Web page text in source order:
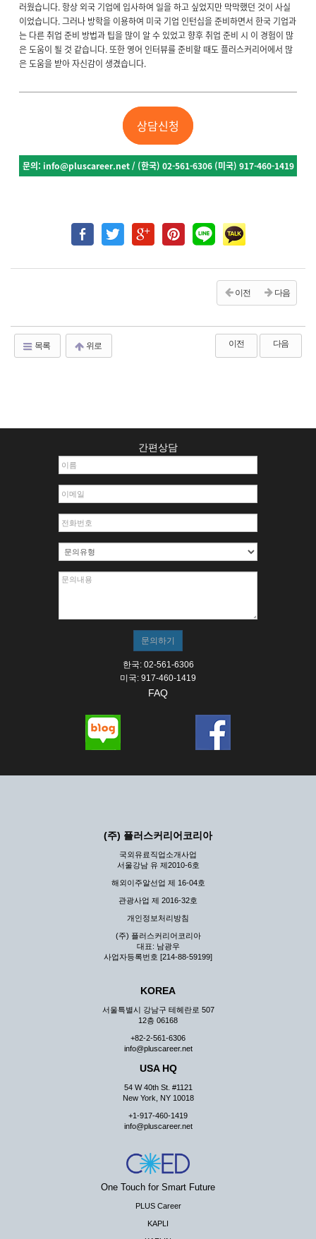
러웠습니다. 항상 외국 기업에 입사하여 일을 하고 싶었지만 막막했던 것이 사실
이었습니다. 그러나 방학을 이용하여 미국 기업 인턴십을 준비하면서 한국 기업과
는 다른 취업 준비 방법과 팁을 많이 알 수 있었고 향후 취업 준비 시 이 경험이 많
은 도움이 될 것 같습니다. 또한 영어 인터뷰를 준비할 때도 플러스커리어에서 많
은 도움을 받아 자신감이 생겼습니다.
상담신청
문의: info@pluscareer.net / (한국) 02-561-6306 (미국) 917-460-1419
이전 다음
목록 위로 이전 다음
간편상담
한국: 02-561-6306
미국: 917-460-1419
FAQ
(주) 플러스커리어코리아
국외유료직업소개사업
서울강남 유 제2010-6호
해외이주알선업 제 16-04호
관광사업 제 2016-32호
개인정보처리방침
(주) 플러스커리어코리아
대표: 남광우
사업자등록번호 [214-88-59199]
KOREA
서울특별시 강남구 테헤란로 507
12층 06168
+82-2-561-6306
info@pluscareer.net
USA HQ
54 W 40th St. #1121
New York, NY 10018
+1-917-460-1419
info@pluscareer.net
One Touch for Smart Future
PLUS Career
KAPLI